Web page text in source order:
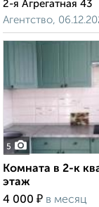
2-я Агрегатная 43
Агентство,
5
Комната в 2-к
этаж
4 000 ₽ в месяц